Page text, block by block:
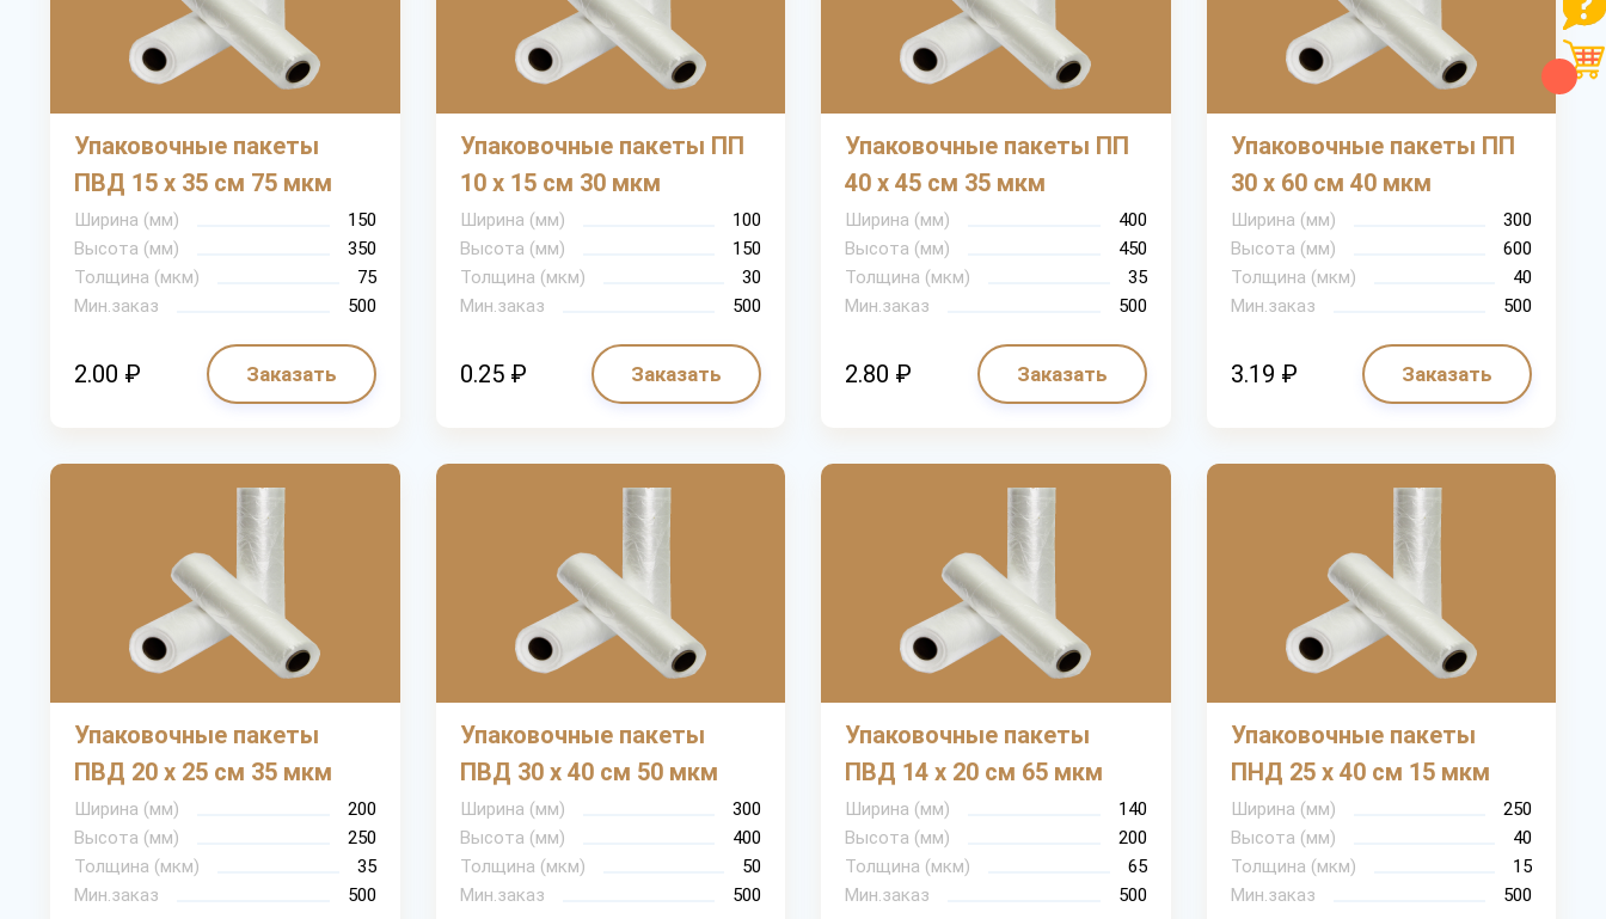
Рассчитать
Упаковочные пакеты
ПВД 15 х 35 см 75 мкм
Ширина (мм)
150
Высота (мм)
350
Толщина (мкм)
75
Мин.заказ
500
2.00 ₽ Заказать
Упаковочные пакеты ПП
10 х 15 см 30 мкм
Ширина (мм)
100
Высота (мм)
150
Толщина (мкм)
30
Мин.заказ
500
0.25 ₽ Заказать
Упаковочные пакеты ПП
40 х 45 см 35 мкм
Ширина (мм)
400
Высота (мм)
450
Толщина (мкм)
35
Мин.заказ
500
2.80 ₽ Заказать
Упаковочные пакеты ПП
30 х 60 см 40 мкм
Ширина (мм)
300
Высота (мм)
600
Толщина (мкм)
40
Мин.заказ
500
3.19 ₽ Заказать
Упаковочные пакеты
ПВД 20 х 25 см 35 мкм
Ширина (мм)
200
Высота (мм)
250
Толщина (мкм)
35
Мин.заказ
500
Упаковочные пакеты
ПВД 30 х 40 см 50 мкм
Ширина (мм)
300
Высота (мм)
400
Толщина (мкм)
50
Мин.заказ
500
Упаковочные пакеты
ПВД 14 х 20 см 65 мкм
Ширина (мм)
140
Высота (мм)
200
Толщина (мкм)
65
Мин.заказ
500
Упаковочные пакеты
ПНД 25 х 40 см 15 мкм
Ширина (мм)
250
Высота (мм)
40
Толщина (мкм)
15
Мин.заказ
500